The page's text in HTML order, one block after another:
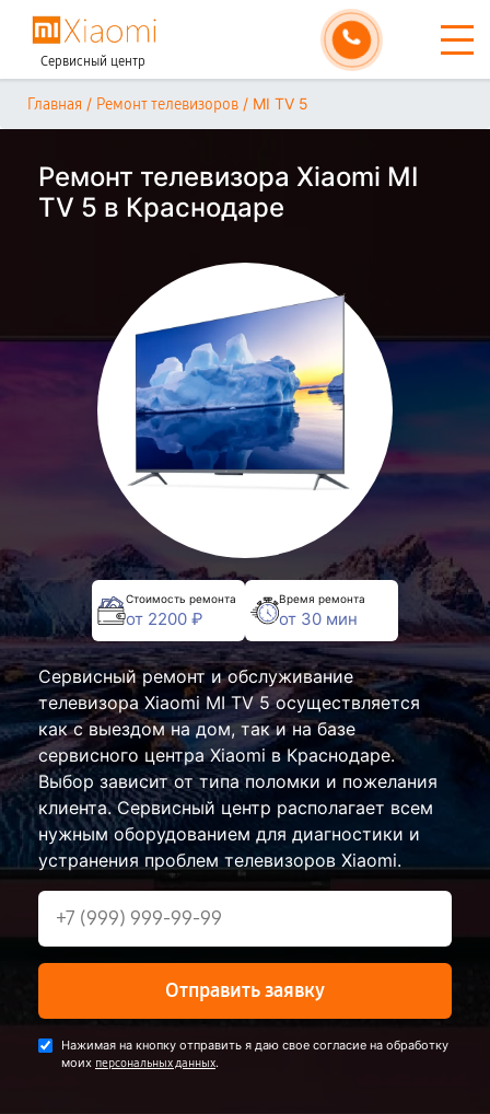
Сервисный центр
Главная / Ремонт телевизоров / MI TV 5
Ремонт телевизора Xiaomi MI
TV 5 в Краснодаре
Стоимость ремонта
от 2200 ₽
Время ремонта
от 30 мин
Сервисный ремонт и обслуживание
телевизора Xiaomi MI TV 5 осуществляется
как с выездом на дом, так и на базе
сервисного центра Xiaomi в Краснодаре.
Выбор зависит от типа поломки и пожелания
клиента. Сервисный центр располагает всем
нужным оборудованием для диагностики и
устранения проблем телевизоров Xiaomi.
Отправить заявку
Нажимая на кнопку отправить я даю свое согласие на обработку
моих персональных данных.